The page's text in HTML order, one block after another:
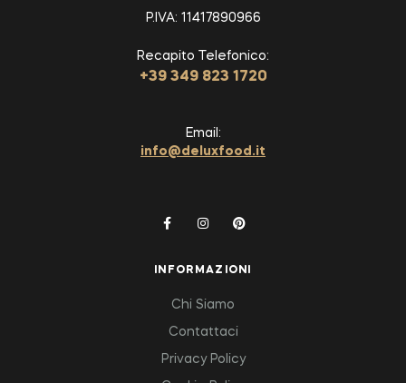
INFORMAZIONI
Chi Siamo
Contattaci
Privacy Policy
P.IVA: 11417890966
Recapito Telefonico:
+39 349 823 1720
Email:
info@deluxfood.it